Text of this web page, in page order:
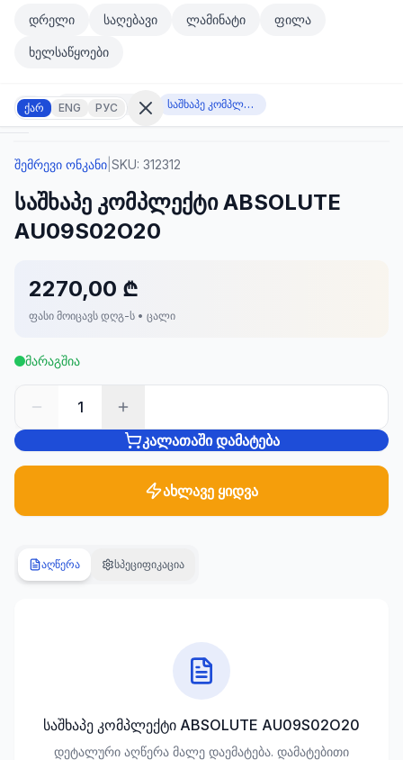
მთავარ კონტენტზე გადასვლა
მთავარ კონტენტზე გადასვლა
დრელი საღებავი ლამინატი ფილა
ხელსაწყოები
ქარ ENG РУС
შესვლა
არ
გაქვთ
ანგარიში?
რეგისტრაცია
ᲙᲐᲢᲔᲒᲝᲠᲘᲔᲑᲘ
ბაღი და
701
პროდუქტი
კლიმატური
ტექნიკა
107
შემრევი ონკანი საშხაპე კომპლექტი ABSOLUTE AU09S02O20
შემრევი ონკანი SKU: 312312
საშხაპე კომპლექტი ABSOLUTE
AU09S02O20
2270,00 ₾
ფასი მოიცავს დღგ-ს • ცალი
მარაგშია
1
კალათაში დამატება
ახლავე ყიდვა
აღწერა სპეციფიკაცია
საშხაპე კომპლექტი ABSOLUTE AU09S02O20
დეტალური აღწერა მალე დაემატება. დამატებითი